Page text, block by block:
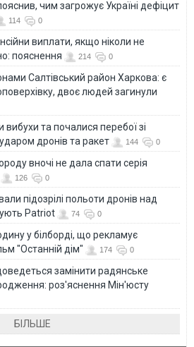
чим загрожує Україні дефіцит
114 0
виплати, якщо ніколи не
пояснення
214 0
Салтівський район Харкова: є
двоє людей загинули
вибухи та почалися перебої зі
ударом дронів та ракет
144 0
вночі не дала спати серія
126 0
підозрілі польоти дронів над
Patriot
74 0
у білборді, що рекламує
"Останній дім"
174 0
замінити радянське
роз'яснення Мін'юсту
БІЛЬШЕ